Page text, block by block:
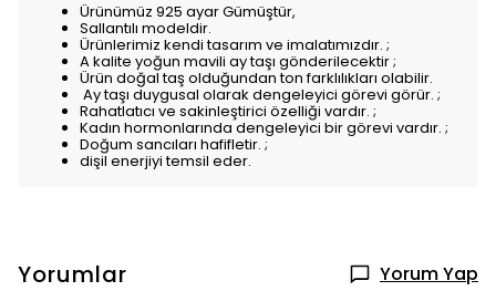
Ürünümüz 925 ayar Gümüştür,
Sallantılı modeldir.
Ürünlerimiz kendi tasarım ve imalatımızdır. ;
A kalite yoğun mavili ay taşı gönderilecektir ;
Ürün doğal taş olduğundan ton farklılıkları olabilir.
Ay taşı duygusal olarak dengeleyici görevi görür. ;
Rahatlatıcı ve sakinleştirici özelliği vardır. ;
Kadın hormonlarında dengeleyici bir görevi vardır. ;
Doğum sancıları hafifletir. ;
dişil enerjiyi temsil eder.
Yorumlar Yorum Yap